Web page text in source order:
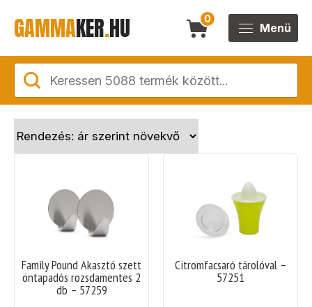
GAMMAKER.HU 0
Menü
Family Pound Akasztó szett
öntapadós rozsdamentes 2
db – 57259
Citromfacsaró tárolóval –
57251